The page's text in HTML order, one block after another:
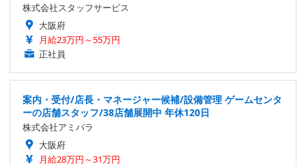
株式会社スタッフサービス
大阪府
月給23万円～55万円
正社員
案内・受付/店長・マネージャー候補/設備管理 ゲームセンタ
ーの店舗スタッフ/38店舗展開中 年休120日
株式会社アミパラ
大阪府
月給28万円～31万円